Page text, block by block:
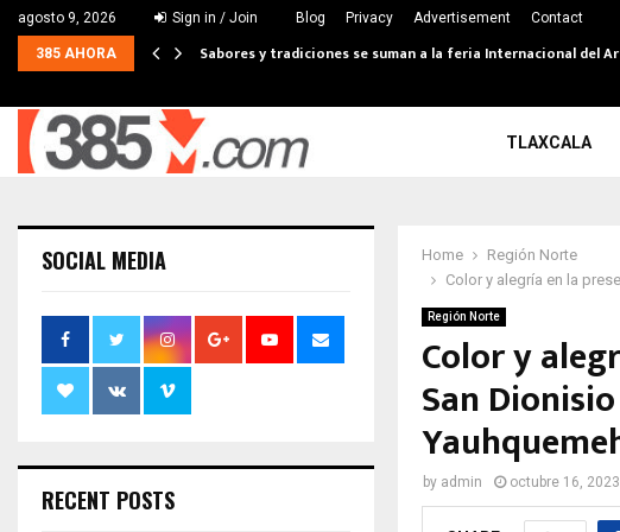
agosto 9, 2026 Sign in / Join Blog Privacy Advertisement Contact
385 AHORA Sabores y tradiciones se suman a la feria Internacional del
TLAXCALA
Home
Región Norte
Color y alegría en la
Región Norte
Color y
San
by admin octubre 16, 2023
SOCIAL MEDIA
RECENT POSTS